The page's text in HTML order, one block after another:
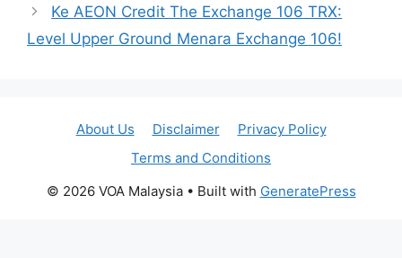
Ke AEON Credit The Exchange 106 TRX:
Level Upper Ground Menara Exchange 106!
About Us Disclaimer
Privacy Policy
Terms and Conditions
© 2026 VOA Malaysia• Built with GeneratePress